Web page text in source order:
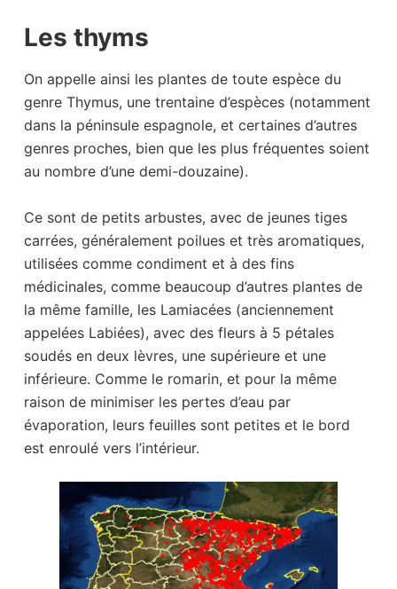
Les thyms
On appelle ainsi les plantes de toute espèce du
genre Thymus, une trentaine d’espèces (notamment
dans la péninsule espagnole, et certaines d’autres
genres proches, bien que les plus fréquentes soient
au nombre d’une demi-douzaine).
Ce sont de petits arbustes, avec de jeunes tiges
carrées, généralement poilues et très aromatiques,
utilisées comme condiment et à des fins
médicinales, comme beaucoup d’autres plantes de
la même famille, les Lamiacées (anciennement
appelées Labiées), avec des fleurs à 5 pétales
soudés en deux lèvres, une supérieure et une
inférieure. Comme le romarin, et pour la même
raison de minimiser les pertes d’eau par
évaporation, leurs feuilles sont petites et le bord
est enroulé vers l’intérieur.